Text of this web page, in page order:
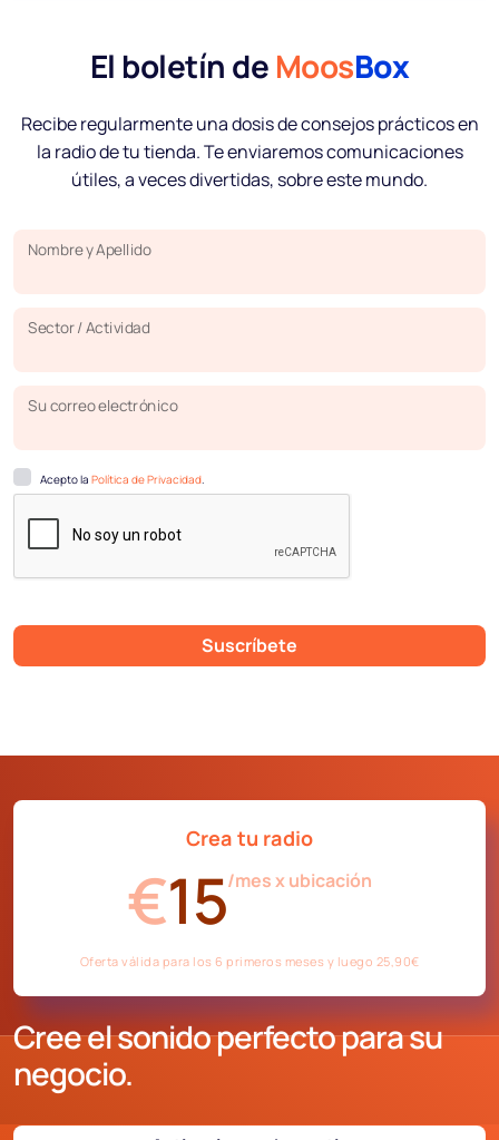
El boletín de MoosBox
Recibe regularmente una dosis de consejos prácticos en
la radio de tu tienda. Te enviaremos comunicaciones
útiles, a veces divertidas, sobre este mundo.
Nombre y Apellido
Sector / Actividad
Su correo electrónico
Acepto la Política de Privacidad.
Suscríbete
Cree el sonido perfecto para su
negocio.
Crea tu radio
€15/mes x ubicación
Oferta válida para los 6 primeros meses y luego 25,90€